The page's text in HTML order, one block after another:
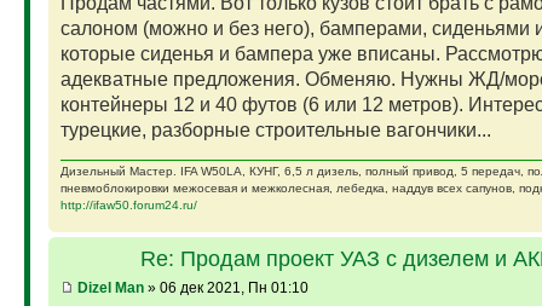
салоном (можно и без него), бамперами, сиденьями
которые сиденья и бампера уже вписаны.
адекватные предложения. Обменяю. Нужны ЖД/
контейнеры 12 и 40 футов (6 или 12 метров).
турецкие, разборные строительные вагончики...
Дизельный Мастер. IFA W50LA, КУНГ, 6,5 л дизель, полный привод, 5 передач,
пневмоблокировки межосевая и межколесная, лебедка, наддув всех сапунов,
http://ifaw50.forum24.ru/
Re: Продам проект УАЗ с дизелем и
Dizel Man» 06 дек 2021, Пн 01:10